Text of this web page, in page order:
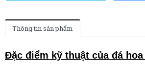
Thông tin sản phẩm
Đặc điểm kỹ thuật của đá